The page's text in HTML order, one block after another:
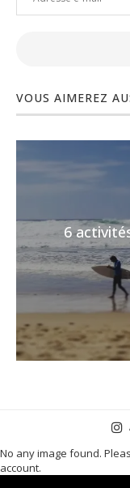
e-
VOUS AIMEREZ
6
No any image found.
account.